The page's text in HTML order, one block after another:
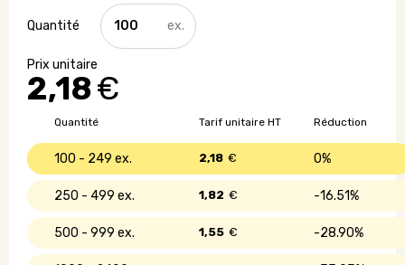
2,18€
quantité
de
Tote
noir
en
g/m2
Quantité Réduction
Tarif unitaire HT
100 - 249 0%
2,18 €
250 - 499 16.51%
1,82 €
500 - 999 28.90%
1,55 €